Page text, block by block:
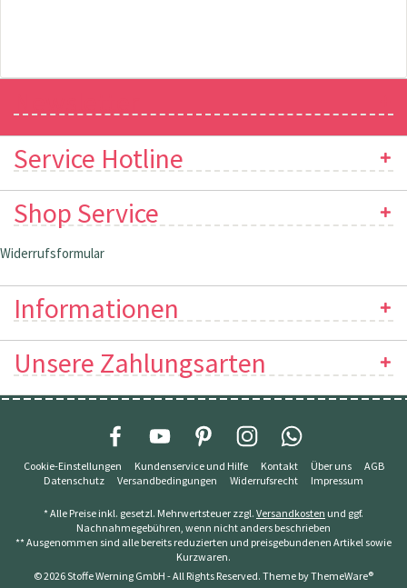
Service Hotline
Shop Service
Widerrufsformular
Informationen
Unsere Zahlungsarten
Cookie-Einstellungen Kundenservice und Hilfe Kontakt Über uns
AGB
Datenschutz
Versandbedingungen Widerrufsrecht Impressum
* Alle Preise inkl. gesetzl. Mehrwertsteuer zzgl. Versandkosten und ggf.
Nachnahmegebühren, wenn nicht anders beschrieben
** Ausgenommen sind alle bereits reduzierten und preisgebundenen Artikel sowie
Kurzwaren.
© 2026 Stoffe Werning GmbH - All Rights Reserved. Theme byThemeWare®